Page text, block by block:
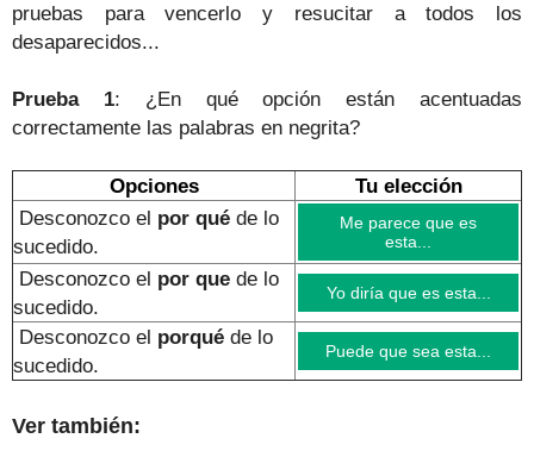
pruebas para vencerlo y resucitar a todos los
desaparecidos...
Prueba 1: ¿En qué opción están acentuadas
correctamente las palabras en negrita?
Opciones
Tu elección
Desconozco el por qué de lo
sucedido.
Me parece que es
esta...
Desconozco el por que de lo
sucedido.
Yo diría que es esta...
Desconozco el porqué de lo
sucedido.
Puede que sea esta...
Ver también: